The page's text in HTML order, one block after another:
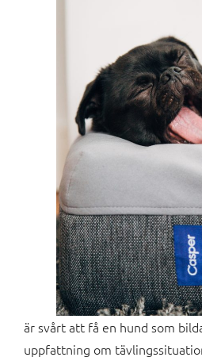
är svårt att få en hund som
uppfattning om